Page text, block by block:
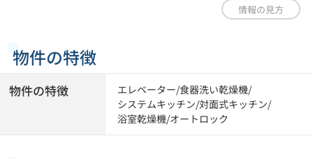
情報の見方
物件の特徴
物件の特徴 エレベーター/食器洗い乾燥機/
システムキッチン/対面式キッチン/
浴室乾燥機/オートロック